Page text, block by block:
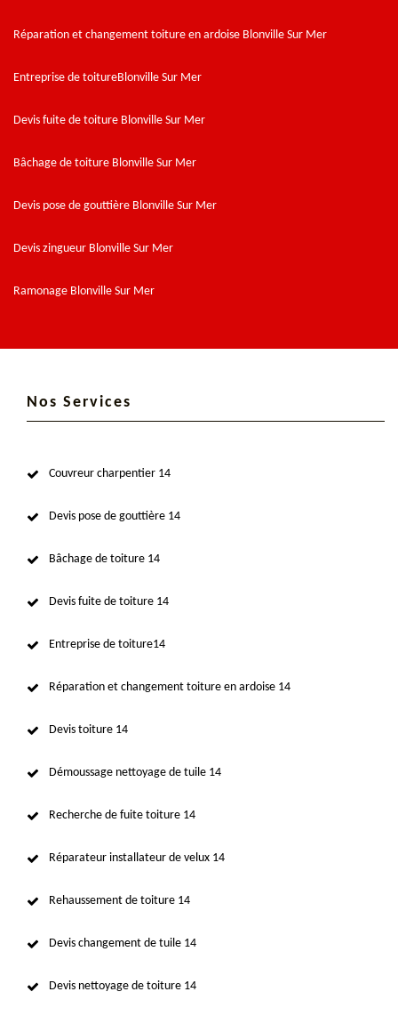
Réparation et changement toiture en ardoise Blonville Sur Mer
Entreprise de toitureBlonville Sur Mer
Devis fuite de toiture Blonville Sur Mer
Bâchage de toiture Blonville Sur Mer
Devis pose de gouttière Blonville Sur Mer
Devis zingueur Blonville Sur Mer
Ramonage Blonville Sur Mer
Nos Services
Couvreur charpentier 14
Devis pose de gouttière 14
Bâchage de toiture 14
Devis fuite de toiture 14
Entreprise de toiture14
Réparation et changement toiture en ardoise 14
Devis toiture 14
Démoussage nettoyage de tuile 14
Recherche de fuite toiture 14
Réparateur installateur de velux 14
Rehaussement de toiture 14
Devis changement de tuile 14
Devis nettoyage de toiture 14